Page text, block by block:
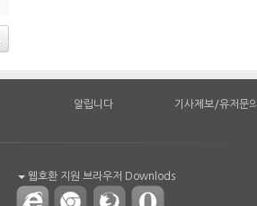
알립니다 기사제보/유저문의
웹호환 지원 브라우저 Downlods